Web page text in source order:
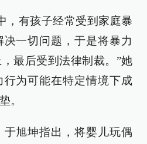
，有孩子经常受到家庭暴
一切问题，于是将暴力
最后受到法律制裁。”她
为可能在特定情境下成
。
旭坤指出，将婴儿玩偶